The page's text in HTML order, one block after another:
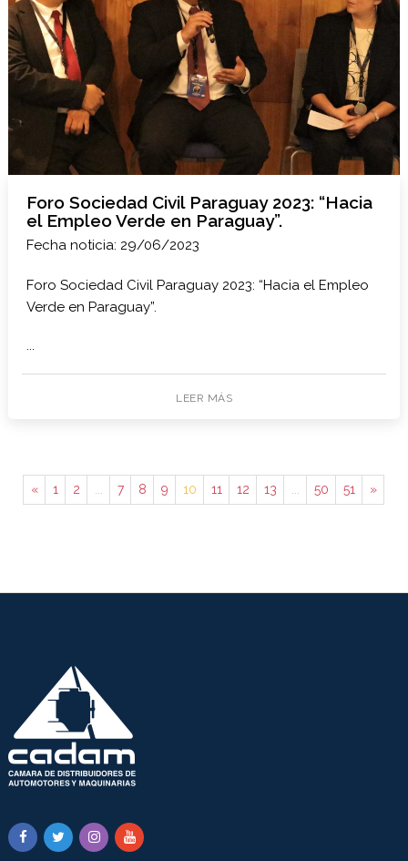
Foro Sociedad Civil Paraguay 2023: “Hacia
el Empleo Verde en Paraguay”.
Fecha noticia: 29/06/2023
Foro Sociedad Civil Paraguay 2023: “Hacia el Empleo
Verde en Paraguay”.
LEER MÁS
« 1 2 7 8 9 10 11 12 13 50 51 »